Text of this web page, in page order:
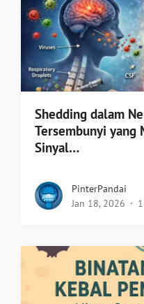
Shedding dalam
Tersembunyi yang
Sinyal…
PinterPandai
Jan 18, 2026